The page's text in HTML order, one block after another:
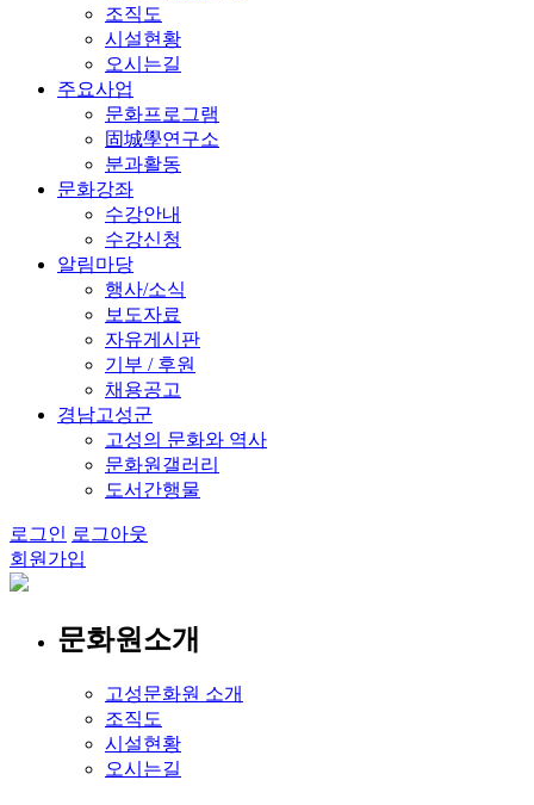
조직도
시설현황
오시는길
주요사업
문화프로그램
固城學연구소
분과활동
문화강좌
수강안내
수강신청
알림마당
행사/소식
보도자료
자유게시판
기부 / 후원
채용공고
경남고성군
고성의 문화와 역사
문화원갤러리
도서간행물
로그인 로그아웃
회원가입
문화원소개
고성문화원 소개
조직도
시설현황
오시는길